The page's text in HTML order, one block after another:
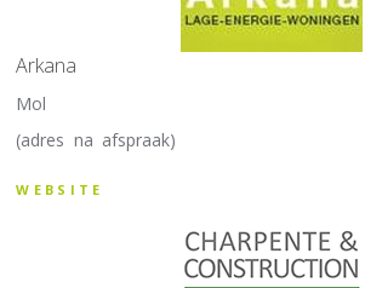
Arkana
Mol
(adres na afspraak)
WEBSITE